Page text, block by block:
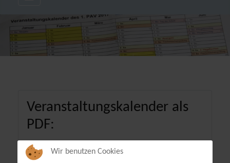
Veranstaltungskalender als
PDF:
Wir benutzen Cookies